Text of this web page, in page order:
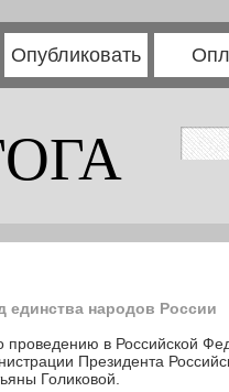
Опубликовать
единства народов России
в Российской
Президента
Голиковой.